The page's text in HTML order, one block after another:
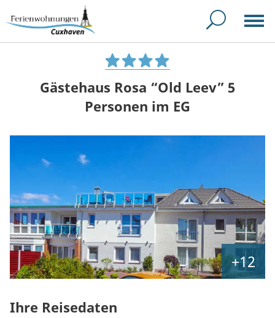
Gästehaus Rosa “Old Leev” 5
Personen im EG
+12
Ihre Reisedaten